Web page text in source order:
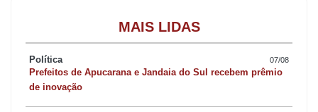
MAIS LIDAS
Política 07/08
Prefeitos de Apucarana e Jandaia do Sul recebem prêmio
de inovação